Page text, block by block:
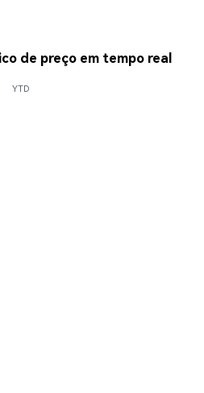
de preço em tempo real
YTD